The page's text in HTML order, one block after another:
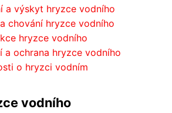
a výskyt hryzce vodního
chování hryzce vodního
hryzce vodního
a ochrana hryzce vodního
o hryzci vodním
vodního